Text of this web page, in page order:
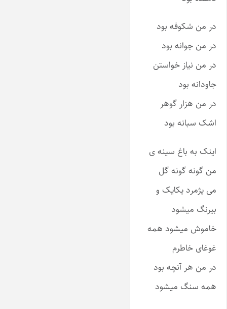
در من شکوفه بود
در من جوانه بود
در من نیاز خواستن
جاودانه بود
در من هزار گوهر
اشک سبانه بود
اینک به باغ سینه ی
من گونه گونه گل
می پژمرد یکایک و
بیرنگ میشود
خاموش میشود همه
غوغای خاطرم
در من هر آنچه بود
همه سنگ میشود